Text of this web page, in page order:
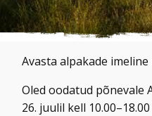
Avasta alpakade imeline
Oled oodatud põnevale
26. juulil kell